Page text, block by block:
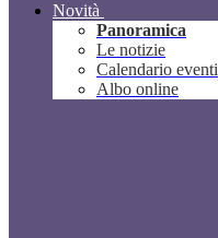
Novità
Panoramica
Le notizie
Calendario eventi
Albo online